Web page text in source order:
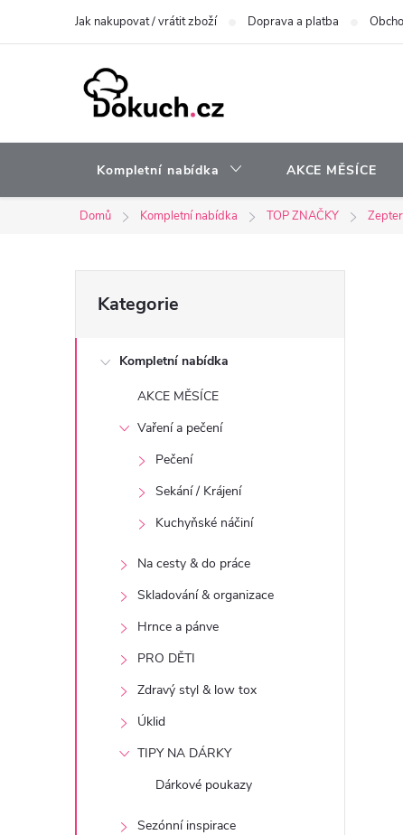
Jak nakupovat / vrátit zboží Doprava a platba
Kompletní nabídka AKCE MĚSÍCE
Domů Kompletní nabídka TOP ZNAČKY Zepter
o
kategorie
Kategorie
Kompletní nabídka
AKCE MĚSÍCE
Vaření a pečení
Pečení
Sekání / Krájení
Kuchyňské náčiní
Na cesty & do práce
Skladování & organizace
Hrnce a pánve
PRO DĚTI
Zdravý styl & low tox
Úklid
TIPY NA DÁRKY
Dárkové poukazy
Sezónní inspirace